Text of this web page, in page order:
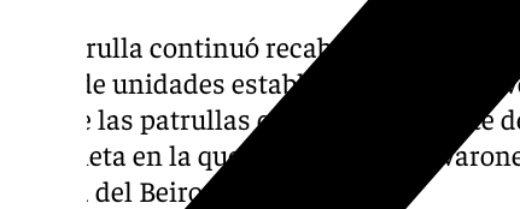
La patrulla continuó recabando
resto de unidades establecía un
una de las patrullas que formaban parte
furgoneta en la que viajaban cuatro
Ribera del Beiro.